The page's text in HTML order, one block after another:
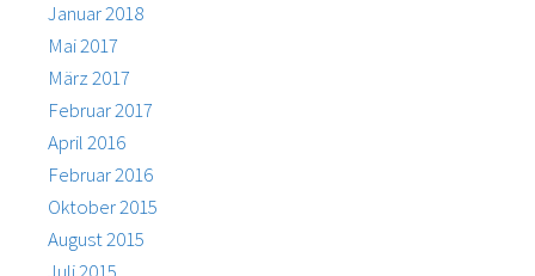
Januar 2018
Mai 2017
März 2017
Februar 2017
April 2016
Februar 2016
Oktober 2015
August 2015